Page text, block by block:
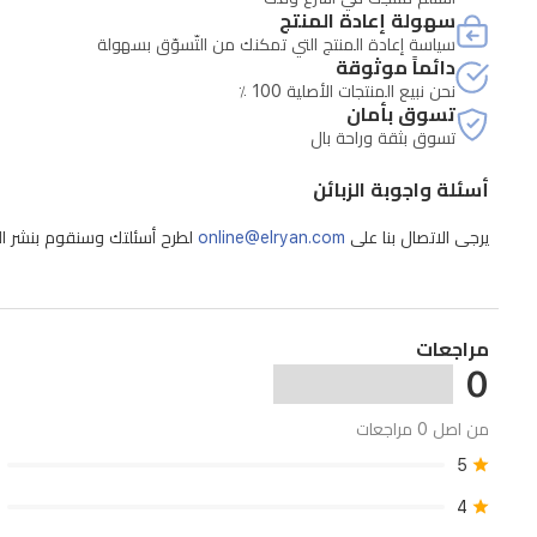
الاستخدام.
الوزن
خفيف
عند
5.4
ومناسب
البيوت
وأسر
لديها
حيوانات
أليفة.
اللون
سهولة إعادة المنتج
سياسة إعادة المنتج التي تمكنك من التّسوّق بسهولة
دائماً موثوقة
نحن نبيع المنتجات الأصلية 100 ٪
تسوق بأمان
تسوق بثقة وراحة بال
أسئلة واجوبة الزبائن
يرجى الاتصال بنا على online@elryan.com لطرح أسئلتك وسنقوم بنشر
مراجعات
0
من اصل 0 مراجعات
5
4